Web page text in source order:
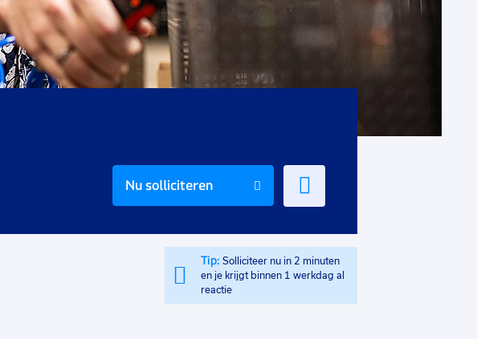
Nu solliciteren
favorieten
Tip: Solliciteer nu in 2 minuten
en je krijgt binnen 1 werkdag al
reactie